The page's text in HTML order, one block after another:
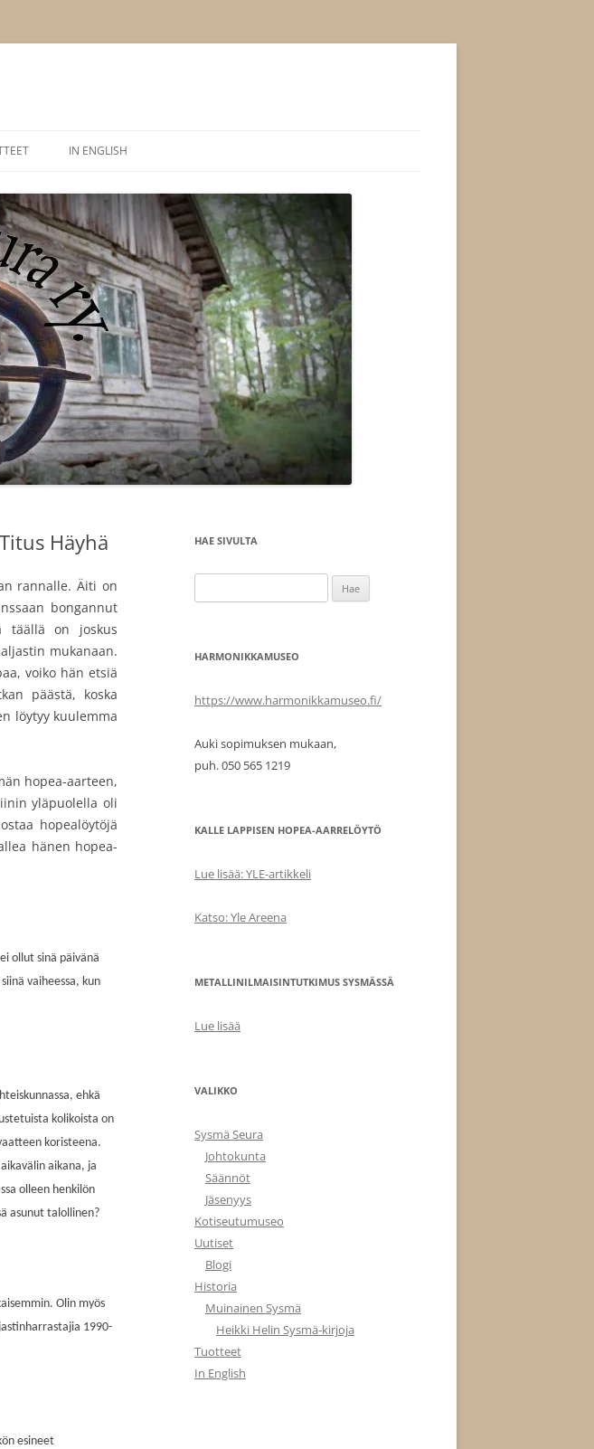
IN ENGLISH
Häyhä
rannalle. Äiti on
bongannut
täällä on joskus
mukanaan.
voiko hän etsiä
päästä, koska
löytyy kuulemma
hopea-aarteen,
yläpuolella oli
hopealöytöjä
hänen hopea-
ollut sinä päivänä
vaiheessa, kun
ehkä
kolikoista on
koristeena.
aikana, ja
olleen henkilön
asunut talollinen?
Olin myös
1990-
esineet
HAE SIVULTA
HARMONIKKAMUSEO
https://www.harmonikkamuseo.fi/
Auki sopimuksen mukaan,
puh. 050 565 1219
KALLE LAPPISEN HOPEA-AARRELÖYTÖ
Lue lisää: YLE-artikkeli
Katso: Yle Areena
METALLINILMAISINTUTKIMUS SYSMÄSSÄ
Lue lisää
VALIKKO
Sysmä Seura
Johtokunta
Säännöt
Jäsenyys
Kotiseutumuseo
Uutiset
Blogi
Historia
Muinainen Sysmä
Heikki Helin Sysmä-kirjoja
Tuotteet
In English